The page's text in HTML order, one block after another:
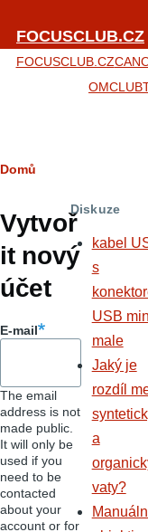
FOCUSCLUB.CZ
FOCUSCLUB.CZ
OMCLUB
Hlavní
záložky
Drobečková
navigace
Domů
Vytvoř
it nový
účet
E-mail
The email
address is not
made public.
It will only be
used if you
need to be
contacted
about your
account or for
Diskuze
kabel
s
USB
male
Jaký je
rozdíl
a
vaty?